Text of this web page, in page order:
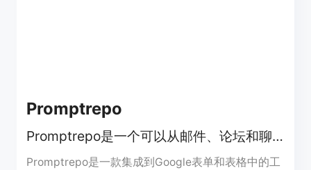
Promptrepo
Promptrepo是一个可以从邮件、论坛和聊天中提取客户数据的工具，帮助用户更轻松地追踪、分析和获取可操作的见解。
Promptrepo是一款集成到Google表单和表格中的工